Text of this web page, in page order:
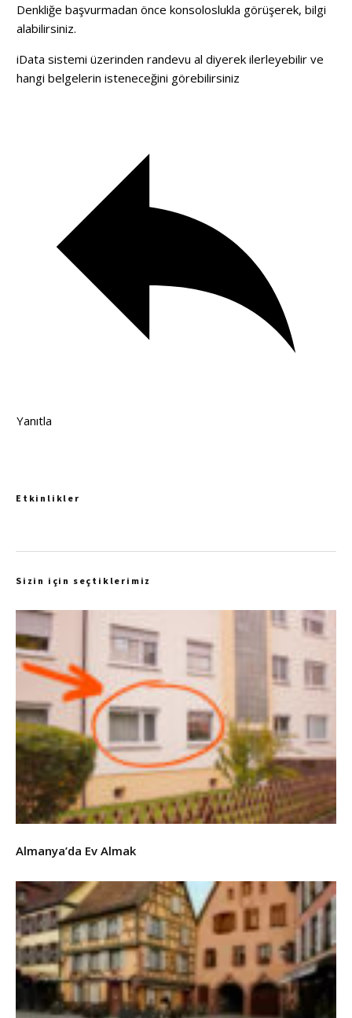
Denkliğe başvurmadan önce konsoloslukla görüşerek, bilgi
alabilirsiniz.
iData sistemi üzerinden randevu al diyerek ilerleyebilir ve
hangi belgelerin isteneceğini görebilirsiniz
Yanıtla
Etkinlikler
Sizin için seçtiklerimiz
Almanya’da Ev Almak